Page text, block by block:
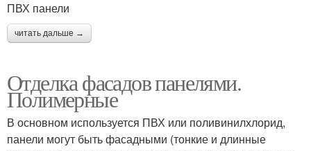
ПВХ панели
читать дальше →
Отделка фасадов панелями.
Полимерные
В основном используется ПВХ или поливинилхлорид,
панели могут быть фасадными (тонкие и длинные